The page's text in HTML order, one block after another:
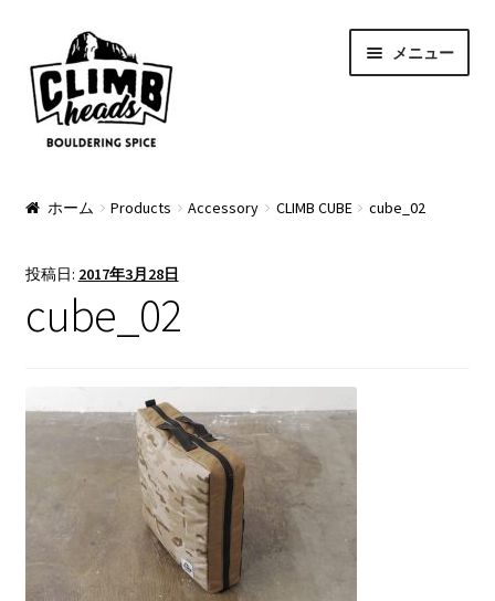
ビ
ゲ
ー
ン
ス
キ
ッ
ン
テ
ン
ス
ッ
プ
メニュー
Apparel
Pad Option
Custom Charge
NEWS
INFO
ホーム Products Accessory CLIMB CUBE cube_02
投稿日: 2017年3月28日
cube_02